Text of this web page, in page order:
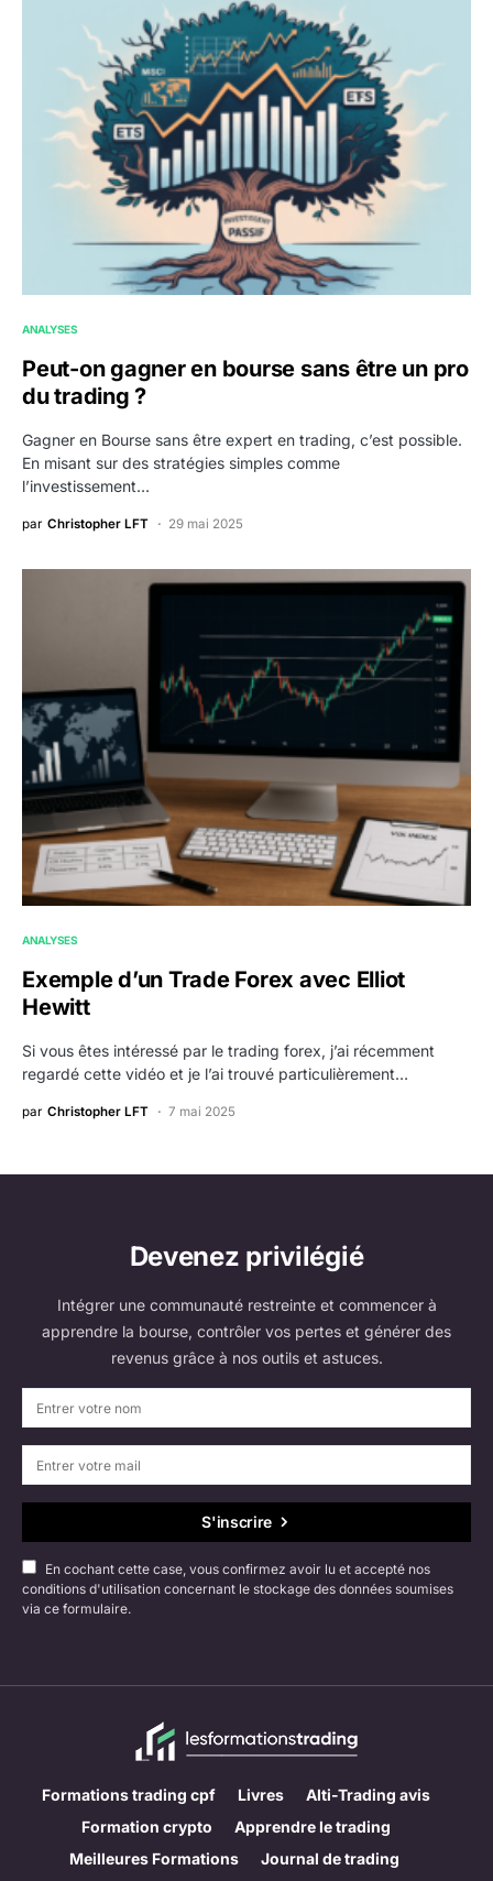
ANALYSES
Peut-on gagner en bourse sans être un pro
du trading ?
Gagner en Bourse sans être expert en trading, c’est possible.
En misant sur des stratégies simples comme
l’investissement…
par Christopher LFT 29 mai 2025
ANALYSES
Exemple d’un Trade Forex avec Elliot
Hewitt
Si vous êtes intéressé par le trading forex, j’ai récemment
regardé cette vidéo et je l’ai trouvé particulièrement…
par Christopher LFT 7 mai 2025
Devenez privilégié
Intégrer une communauté restreinte et commencer à
apprendre la bourse, contrôler vos pertes et générer des
revenus grâce à nos outils et astuces.
S'inscrire
En cochant cette case, vous confirmez avoir lu et accepté nos
conditions d'utilisation concernant le stockage des données soumises
via ce formulaire.
Formations trading cpf Livres
Alti-Trading avis
Formation crypto
Apprendre le trading
Meilleures Formations
Journal de trading